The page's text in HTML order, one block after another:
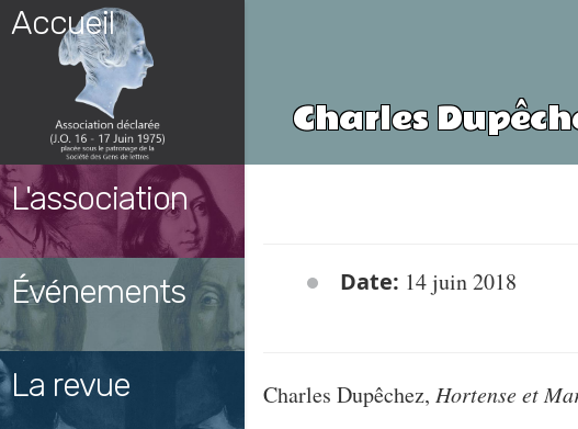
Skip
content
Accueil
L'association
Événements
La revue
Charles
Date: 14 juin 2018
Charles Dupêchez, Hortense et